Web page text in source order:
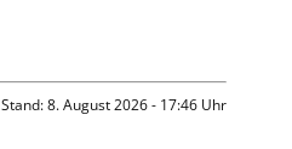
Stand: 8. August 2026 - 17:46 Uhr